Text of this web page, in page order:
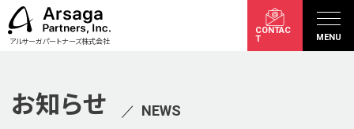
アルサーガパートナーズ株式会社
CONTAC
T
MENU
お知らせ ／ NEWS